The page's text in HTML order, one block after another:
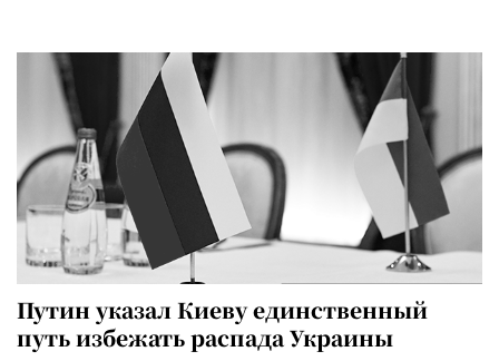
Путин указал Киеву единственный
путь избежать распада Украины